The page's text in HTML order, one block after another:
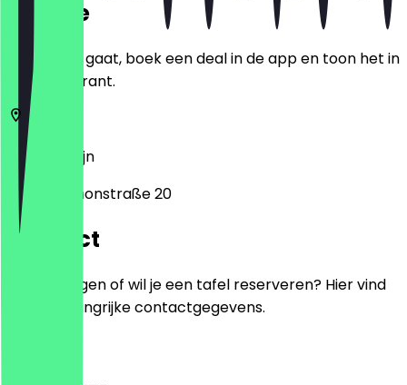
Locatie
Voordat je gaat, boek een deal in de app en toon het in
het restaurant.
10557
Berlijn
Melanchthonstraße 20
Contact
Heb je vragen of wil je een tafel reserveren? Hier vind
je alle belangrijke contactgegevens.